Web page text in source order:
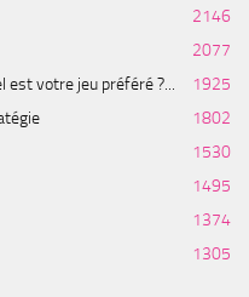
2146
2077
est votre jeu préféré ?...
1925
1802
1530
1495
1374
1305